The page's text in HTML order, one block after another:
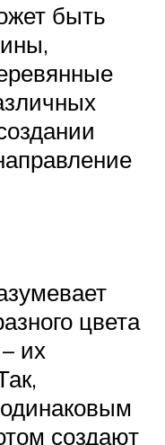
быть
цвета
их
создают